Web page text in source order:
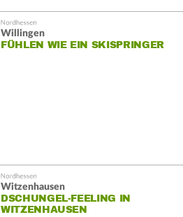
Willingen
FÜHLEN WIE EIN SKISPRINGER
Witzenhausen
DSCHUNGEL-FEELING IN
WITZENHAUSEN